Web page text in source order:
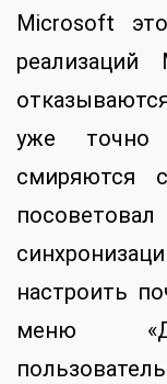
Microsoft
уже точно
настроить
меню